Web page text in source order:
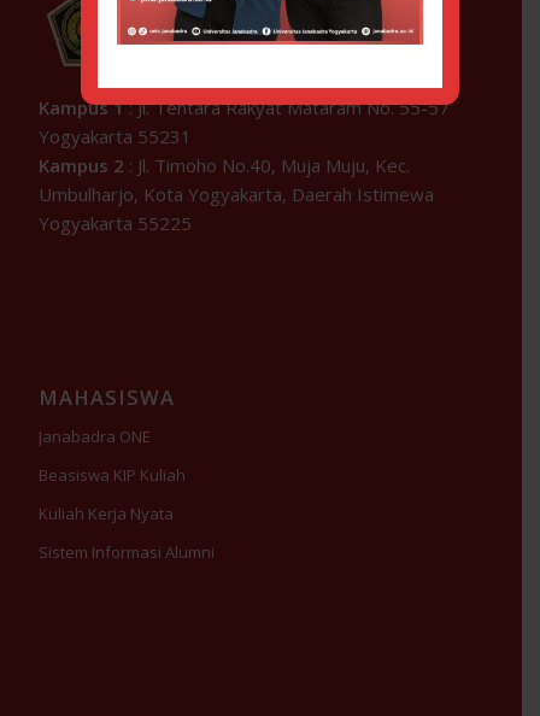
Kampus 1: Jl. Tentara Rakyat Mataram No. 55-57
Yogyakarta 55231
Kampus 2 : Jl. Timoho No.40, Muja Muju, Kec.
Umbulharjo, Kota Yogyakarta, Daerah Istimewa
Yogyakarta 55225
MAHASISWA
Janabadra ONE
Beasiswa KIP Kuliah
Kuliah Kerja Nyata
Sistem Informasi Alumni